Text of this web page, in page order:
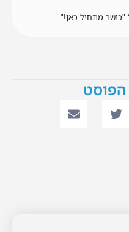
"כושר מתחיל כאן!"